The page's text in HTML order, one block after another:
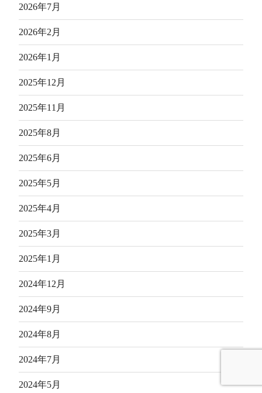
2026年7月
2026年2月
2026年1月
2025年12月
2025年11月
2025年8月
2025年6月
2025年5月
2025年4月
2025年3月
2025年1月
2024年12月
2024年9月
2024年8月
2024年7月
2024年5月